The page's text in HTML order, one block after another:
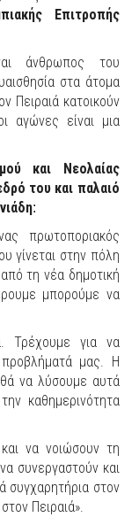
Επιτροπής
άνθρωπος του
στα άτομα
Πειραιά κατοικούν
αγώνες είναι μια
και Νεολαίας
του και παλαιό
:
πρωτοποριακός
γίνεται στην πόλη
τη νέα δημοτική
μπορούμε να
Τρέχουμε για να
μας. Η
να λύσουμε αυτά
καθημερινότητα
να νοιώσουν τη
συνεργαστούν και
συγχαρητήρια στον
Πειραιά».